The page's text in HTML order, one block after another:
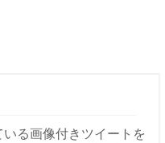
る画像付きツイートを